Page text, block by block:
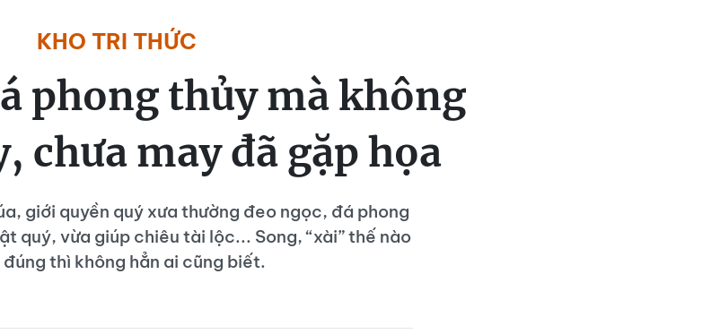
KHO TRI THỨC
phong thủy mà không
chưa may đã gặp họa
giới quyền quý xưa thường đeo ngọc, đá phong
quý, vừa giúp chiêu tài lộc... Song, “xài” thế nào
thì không hẳn ai cũng biết.